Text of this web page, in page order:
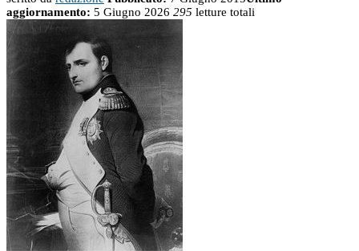
aggiornamento: 5 Giugno 2026 295 letture totali